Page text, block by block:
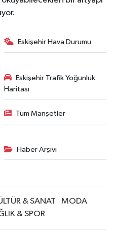
Eskişehir Hava Durumu
Eskişehir Trafik Yoğunluk
Haritası
Tüm Manşetler
Haber Arşivi
& SANAT
MODA
& SPOR